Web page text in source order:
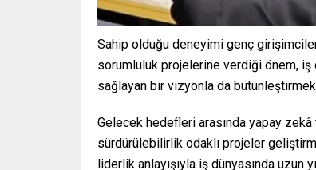
Sahip olduğu deneyimi genç
sorumluluk projelerine verdiği önem, iş
sağlayan bir vizyonla da
Gelecek hedefleri arasında yapay
sürdürülebilirlik odaklı projeler
liderlik anlayışıyla iş dünyasında